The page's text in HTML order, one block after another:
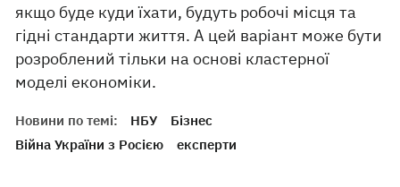
якщо буде куди їхати, будуть робочі місця та
гідні стандарти життя. А цей варіант може бути
розроблений тільки на основі кластерної
моделі економіки.
Новини по темі: НБУ
Бізнес
Війна України з Росією
експерти